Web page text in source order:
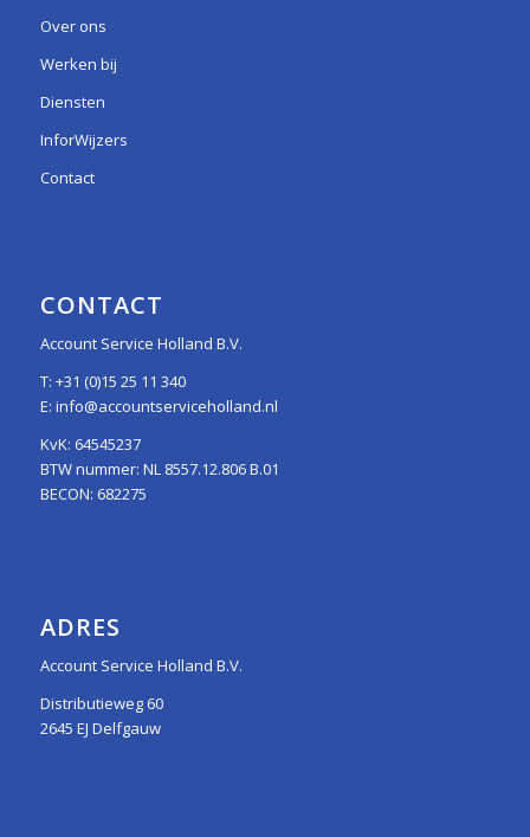
Over ons
Werken bij
Diensten
InforWijzers
Contact
CONTACT
Account Service Holland B.V.
T: +31 (0)15 25 11 340
E: info@accountserviceholland.nl
KvK: 64545237
BTW nummer: NL 8557.12.806 B.01
BECON: 682275
ADRES
Account Service Holland B.V.
Distributieweg 60
2645 EJ Delfgauw